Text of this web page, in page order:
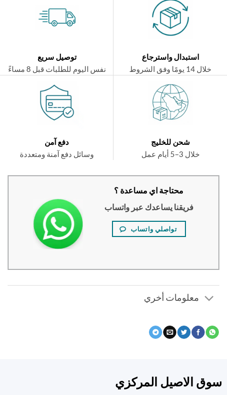
استبدال واسترجاع
توصيل سريع
نفس اليوم للطلبات قبل 8 مساءً
شحن للخليج
دفع آمن
وسائل دفع آمنة ومتعددة
محتاجة اي مساعدة ؟
فريقنا يساعدك عبر واتساب
تواصلي واتساب
معلومات أخري
الاصيل المركزي